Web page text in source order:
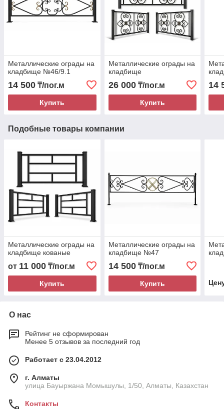
Металлические ограды на
кладбище №46/9.1
14 500 ₸/пог.м
Купить
Металлические ограды на
кладбище
26 000₸/пог.м
Купить
14
Подобные товары компании
Металлические ограды на
кладбище кованые
от 11 000 ₸/пог.м
Купить
Металлические ограды на
кладбище №47
14 500₸/пог.м
Купить
О нас
Рейтинг не сформирован
Менее 5 отзывов за последний год
Работает с 23.04.2012
г. Алматы
улица Бауыржана Момышулы, 1/50, Алматы, Казахстан
Контакты